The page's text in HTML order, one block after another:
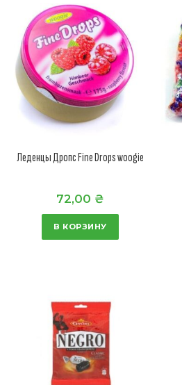
Леденцы Дропс Fine Drops woogie
72,00 ₴
В КОРЗИНУ